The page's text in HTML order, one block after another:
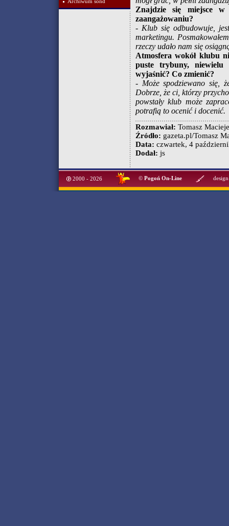
Archiwum sond
Znajdzie się miejsce
zaangażowaniu?
- Klub się odbudowuje,
marketingu.
rzeczy udało nam się
Atmosfera wokół klubu
puste trybuny, niewielu
wyjaśnić? Co zmienić?
- Może spodziewano się,
Dobrze, że ci, którzy
powstały klub może
potrafią to ocenić i docenić.
Rozmawiał: Tomasz
Źródło: gazeta.pl/Tomasz
Data: czwartek, 4
Dodał: js
2000 - 2026 © Pogoń On-Line